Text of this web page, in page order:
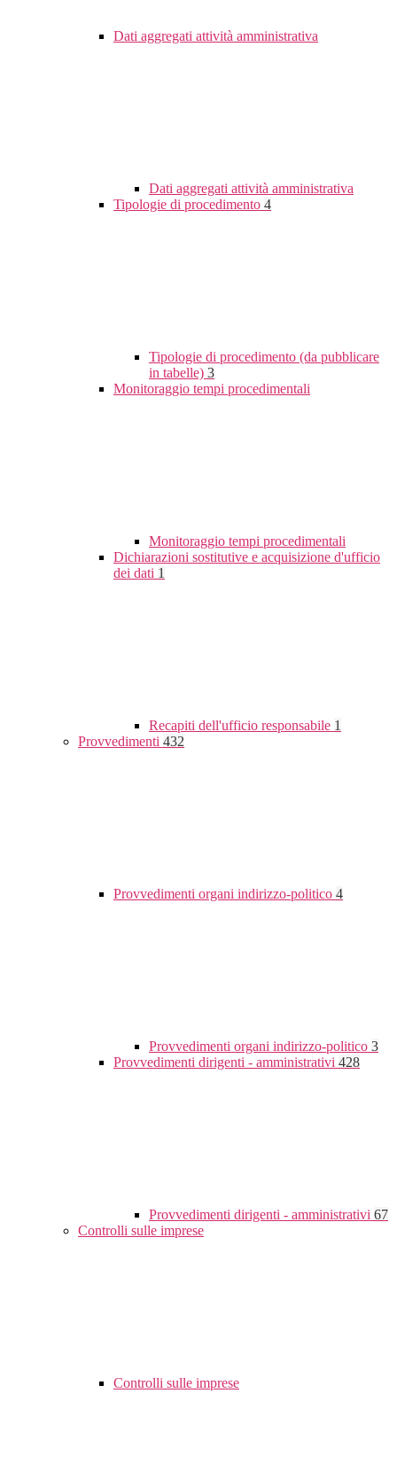
Dati aggregati attività amministrativa
Dati aggregati attività amministrativa
Tipologie di procedimento 4
Tipologie di procedimento (da pubblicare
in tabelle) 3
Monitoraggio tempi procedimentali
Monitoraggio tempi procedimentali
Dichiarazioni sostitutive e acquisizione d'ufficio
dei dati 1
Recapiti dell'ufficio responsabile 1
Provvedimenti 432
Provvedimenti organi indirizzo-politico 4
Provvedimenti organi indirizzo-politico 3
Provvedimenti dirigenti - amministrativi 428
Provvedimenti dirigenti - amministrativi 67
Controlli sulle imprese
Controlli sulle imprese